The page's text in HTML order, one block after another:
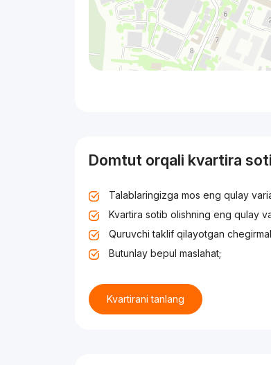
Domtut orqali kvartira
Talablaringizga mos eng qulay
Kvartira sotib olishning eng qulay
Quruvchi taklif qilayotgan
Butunlay bepul maslahat;
Kvartirani tanlang